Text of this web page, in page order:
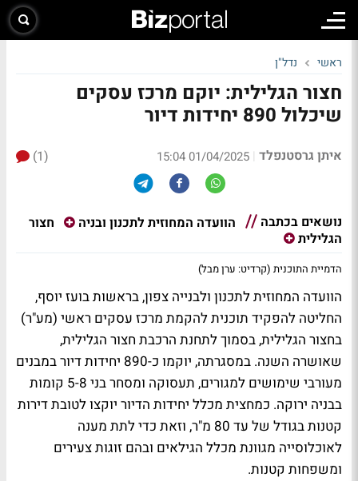
ראשי נדל"ן
חצור הגלילית: יוקם מרכז עסקים
שיכלול 890 יחידות דיור
איתן גרסטנפלד |
01/04/2025 15:04
(1)
נושאים בכתבה הוועדה המחוזית לתכנון ובניה
חצור
הגלילית
הדמיית התוכנית (קרדיט: ערן מבל)
הוועדה המחוזית לתכנון ולבנייה צפון, בראשות בועז יוסף,
החליטה להפקיד תוכנית להקמת מרכז עסקים ראשי (מע"ר)
בחצור הגלילית, בסמוך לתחנת הרכבת חצור הגלילית,
שאושרה השנה. במסגרתה, יוקמו כ-890 יחידות דיור במבנים
מעורבי שימושים למגורים, תעסוקה ומסחר בני 5-8 קומות
בבניה ירוקה. כמחצית מכלל יחידות הדיור יוקצו לטובת דירות
קטנות בגודל של עד 80 מ"ר, וזאת כדי לתת מענה
לאוכלוסייה מגוונת מכלל הגילאים ובהם זוגות צעירים
ומשפחות קטנות.